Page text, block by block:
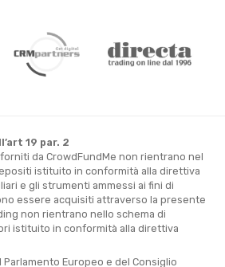
19 par. 2
da CrowdFundMe non rientrano nel
istituito in conformità alla direttiva
e gli strumenti ammessi ai fini di
essere acquisiti attraverso la presente
non rientrano nello schema di
istituito in conformità alla direttiva
Europeo e del Consiglio